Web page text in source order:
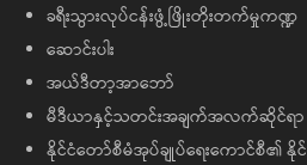
ခရီးသွားလုပ်ငန်းဖွံ့ဖြိုးတိုးတက်မှုကဏ္ဍ
ဆောင်းပါး
အယ်ဒီတာ့အာဘော်
မီဒီယာနှင့်သတင်းအချက်အလက်ဆိုင်ရ
နိုင်ငံတော်စီမံအုပ်ချုပ်ရေးကောင်စီ၏